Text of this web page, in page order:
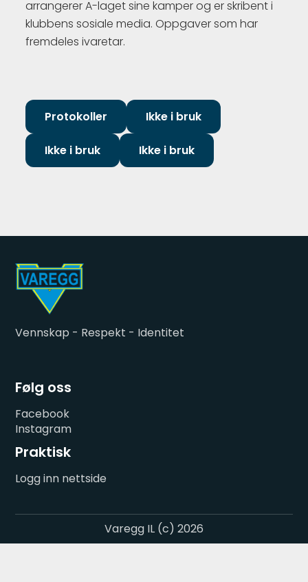
arrangerer A-laget sine kamper og er skribent i
klubbens sosiale media. Oppgaver som har
fremdeles ivaretar.
Protokoller Ikke i bruk
Ikke i bruk Ikke i bruk
Vennskap - Respekt - Identitet
Følg oss
Facebook
Instagram
Praktisk
Logg inn nettside
Varegg IL (c) 2026